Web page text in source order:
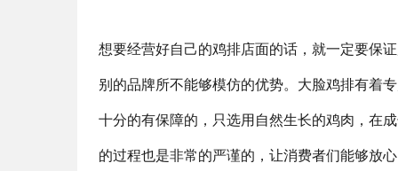
想要经营好自己的鸡排店面的话，就一定要保
别的品牌所不能够模仿的优势。大脸鸡排有着
十分的有保障的，只选用自然生长的鸡肉，在
的过程也是非常的严谨的，让消费者们能够放